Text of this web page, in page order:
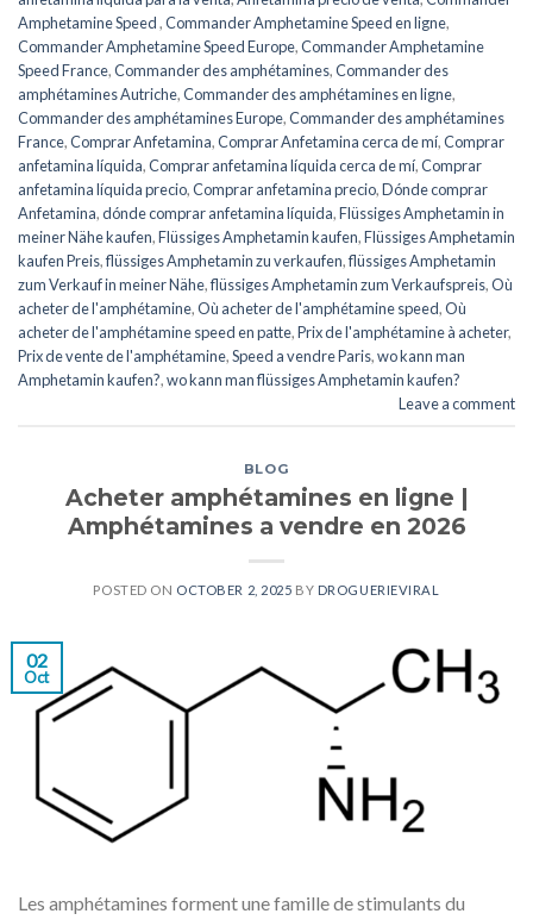
Amphetamine Speed ​​​​,Commander Amphetamine Speed ​​​​en ligne,
Commander Amphetamine Speed ​​​Europe,Commander Amphetamine
Speed ​​France,Commander des amphétamines,Commander des
amphétamines Autriche,Commander des amphétamines en ligne,
Commander des amphétamines Europe,Commander des amphétamines
France,Comprar Anfetamina,Comprar Anfetamina cerca de mí,Comprar
anfetamina líquida,Comprar anfetamina líquida cerca de mí,Comprar
anfetamina líquida precio,Comprar anfetamina precio,Dónde comprar
Anfetamina,dónde comprar anfetamina líquida,Flüssiges Amphetamin in
meiner Nähe kaufen,Flüssiges Amphetamin kaufen,Flüssiges Amphetamin
kaufen Preis,flüssiges Amphetamin zu verkaufen,flüssiges Amphetamin
zum Verkauf in meiner Nähe,flüssiges Amphetamin zum Verkaufspreis,Où
acheter de l'amphétamine,Où acheter de l'amphétamine speed,Où
acheter de l'amphétamine speed en patte,Prix de l'amphétamine à acheter,
Prix de vente de l'amphétamine,Speed a vendre Paris,wo kann man
Amphetamin kaufen?,wo kann man flüssiges Amphetamin kaufen?
Leave a comment
BLOG
Acheter amphétamines en ligne |
Amphétamines a vendre en 2026
POSTED ON OCTOBER 2, 2025 BY DROGUERIEVIRAL
02
Oct
Les amphétamines forment une famille de stimulants du